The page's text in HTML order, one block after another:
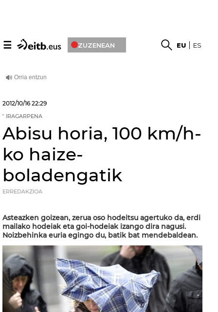
☰ ZUZENEAN EU ES
2012/10/16 22:29
IRAGARPENA
Abisu horia, 100 km/h-
ko haize-
boladengatik
ERREDAKZIOA
Asteazken goizean, zerua oso hodeitsu agertuko da, erdi
mailako hodeiak eta goi-hodeiak izango dira nagusi.
Noizbehinka euria egingo du, batik bat mendebaldean.